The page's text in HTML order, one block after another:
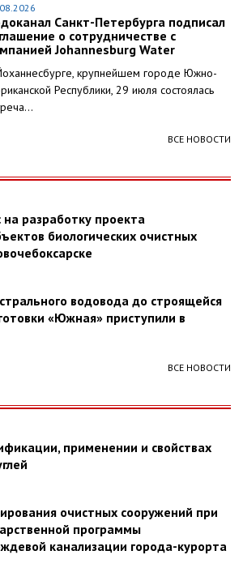
Санкт-Петербурга подписал
о сотрудничестве с
Johannesburg Water
крупнейшем городе Южно-
Республики, 29 июля состоялась
ВСЕ НОВОСТИ
разработку проекта
биологических очистных
водовода до строящейся
«Южная» приступили в
ВСЕ НОВОСТИ
применении и свойствах
очистных сооружений при
программы
канализации города-курорта